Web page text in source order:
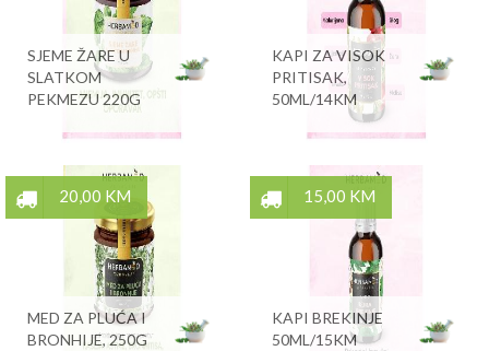
SJEME ŽARE U
SLATKOM
PEKMEZU 220G
KAPI ZA VISOK
PRITISAK,
50ML/14KM
20,00 KM
MED ZA PLUĆA I
BRONHIJE, 250G
15,00 KM
KAPI BREKINJE
50ML/15KM